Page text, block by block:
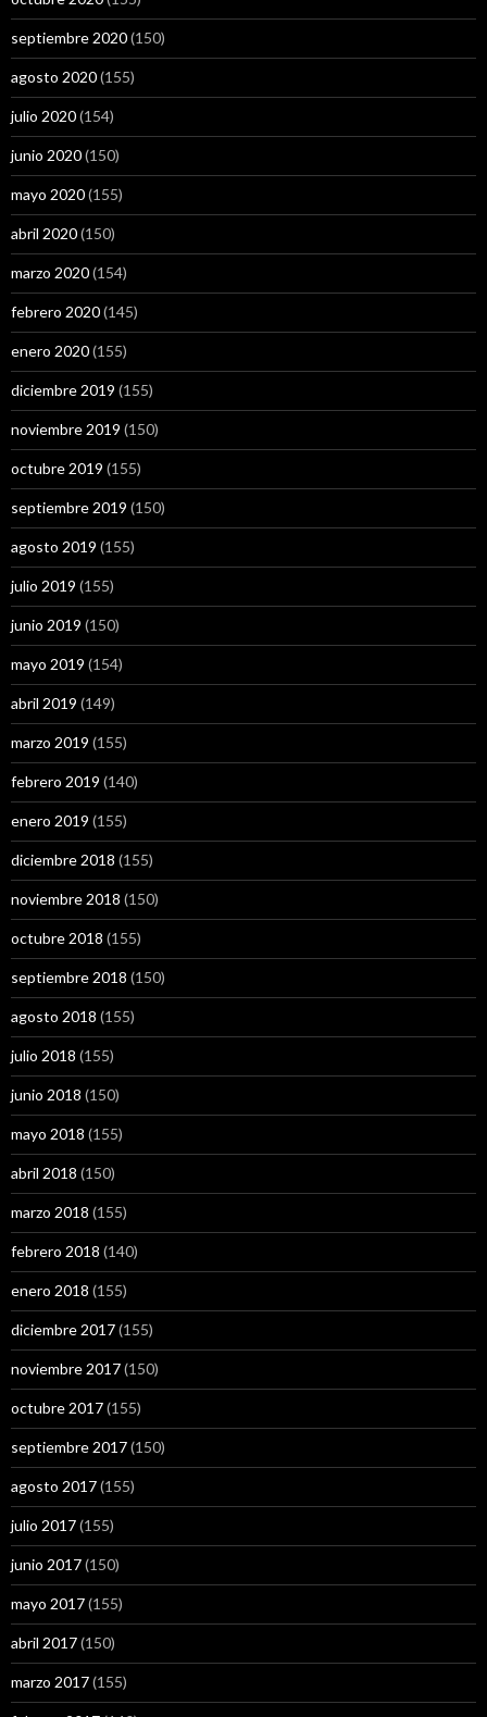
septiembre 2020(150)
agosto 2020(155)
julio 2020(154)
junio 2020(150)
mayo 2020(155)
abril 2020(150)
marzo 2020(154)
febrero 2020(145)
enero 2020(155)
diciembre 2019 (155)
noviembre 2019 (150)
octubre 2019 (155)
septiembre 2019 (150)
agosto 2019 (155)
julio 2019 (155)
junio 2019 (150)
mayo 2019 (154)
abril 2019 (149)
marzo 2019 (155)
febrero 2019 (140)
enero 2019 (155)
diciembre 2018 (155)
noviembre 2018 (150)
octubre 2018 (155)
septiembre 2018 (150)
agosto 2018 (155)
julio 2018 (155)
junio 2018 (150)
mayo 2018 (155)
abril 2018 (150)
marzo 2018 (155)
febrero 2018 (140)
enero 2018 (155)
diciembre 2017(155)
noviembre 2017(150)
octubre 2017(155)
septiembre 2017(150)
agosto 2017(155)
julio 2017(155)
junio 2017(150)
mayo 2017(155)
abril 2017(150)
marzo 2017(155)